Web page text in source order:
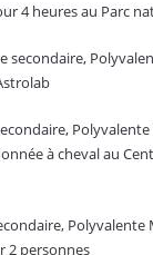
4 heures au Parc
secondaire,
à cheval au
Polyvalente
2 personnes